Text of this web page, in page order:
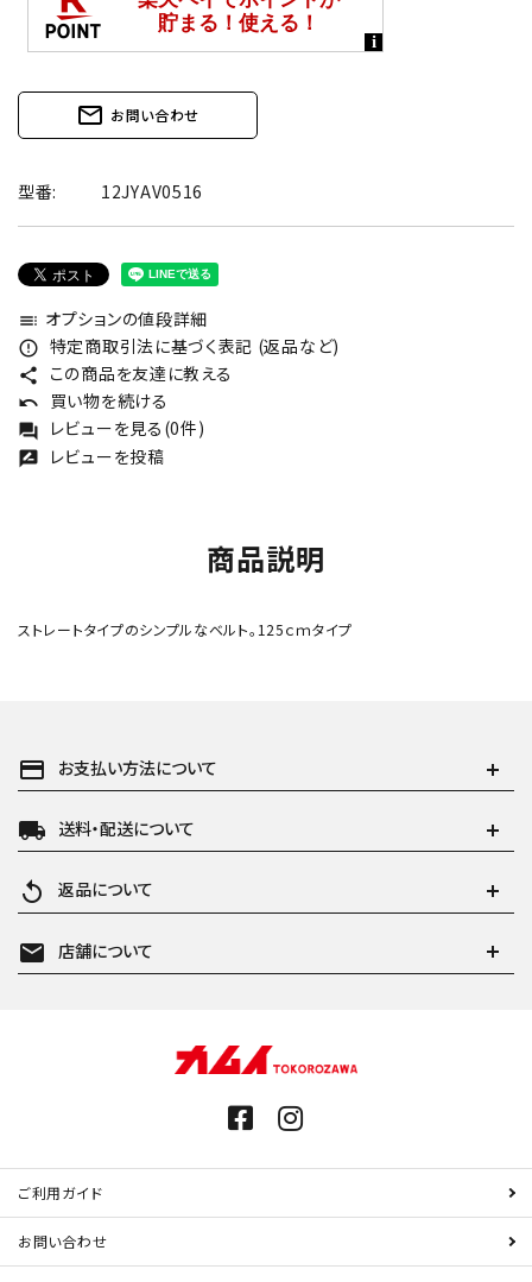
mail_outline お問い合わせ
型番: 12JYAV0516
toc オプションの値段詳細
error_outline 特定商取引法に基づく表記 (返品など)
share この商品を友達に教える
undo 買い物を続ける
forum レビューを見る(0件)
rate_review レビューを投稿
商品説明
ストレートタイプのシンプルなベルト。125ｃｍタイプ
payment お支払い方法について
local_shipping 送料・配送について
replay 返品について
mail 店舗について
ご利用ガイド
お問い合わせ